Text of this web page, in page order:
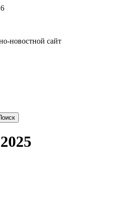
новостной сайт